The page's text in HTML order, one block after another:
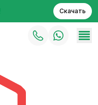
Скачать